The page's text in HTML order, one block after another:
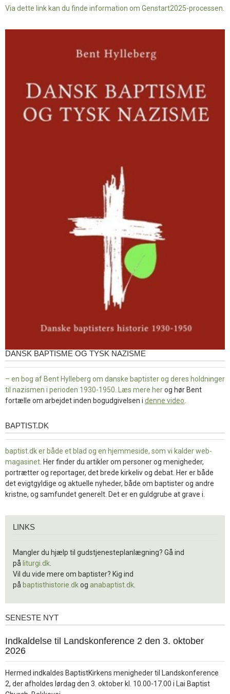
Via dette link kan du finde information om Genstart2025-processen.
DANSK BAPTISME OG TYSK NAZISME
– en bog af Bent Hylleberg om danske baptister og deres holdninger
til nazismen i perioden 1930-1950. Læs mere herog hør Bent
fortælle om arbejdet inden bogudgivelsen i denne video
baptist.dk
BAPTIST.DK
baptist.dk er både et blad og en hjemmeside, som vi kalder web-
magasinet . Her finder du artikler om personer og menigheder,
portrætter og reportager, det brede kirkeliv og debat. Her er både
det evigtgyldige og aktuelle nyheder, både om baptister og andre
kristne, og samfundet generelt. Det er en guldgrube at grave i.
LINKS
Mangler du hjælp til gudstjenesteplanlægning? Gå ind
på liturgi.dk
Vil du vide mere om baptister? Kig ind
på baptisthistorie.dkog anabaptist.dk
Seneste
SENESTE NYT
1.
jul.
Indkaldelse til Landskonference 2 den 3. oktober
2026
Hermed indkaldes BaptistKirkens menigheder til Landskonference
2, der afholdes lørdag den 3. oktober kl. 10.00-17.00 i Lai Baptist